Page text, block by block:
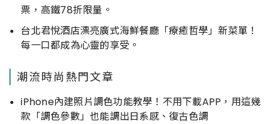
票，高鐵78折限量。
台北君悅酒店漂亮廣式海鮮餐廳「療癒哲學」新菜單！
每一口都成為心靈的享受。
潮流時尚熱門文章
iPhone內建照片調色功能教學！不用下載APP，用這幾
款「調色參數」也能調出日系感、復古色調